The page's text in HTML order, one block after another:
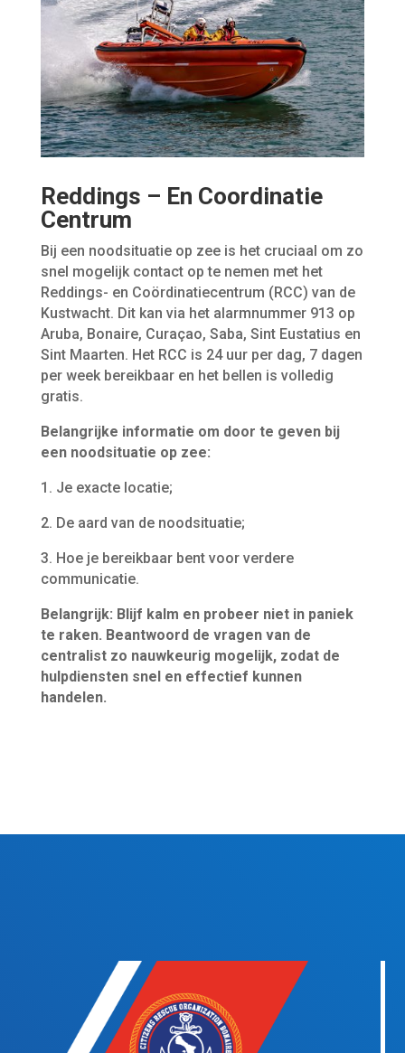
Reddings – En Coordinatie
Centrum
Bij een noodsituatie op zee is het cruciaal om zo
snel mogelijk contact op te nemen met het
Reddings- en Coördinatiecentrum (RCC) van de
Kustwacht. Dit kan via het alarmnummer 913 op
Aruba, Bonaire, Curaçao, Saba, Sint Eustatius en
Sint Maarten. Het RCC is 24 uur per dag, 7 dagen
per week bereikbaar en het bellen is volledig
gratis.
Belangrijke informatie om door te geven bij
een noodsituatie op zee:
1. Je exacte locatie;
2. De aard van de noodsituatie;
3. Hoe je bereikbaar bent voor verdere
communicatie.
Belangrijk: Blijf kalm en probeer niet in paniek
te raken. Beantwoord de vragen van de
centralist zo nauwkeurig mogelijk, zodat de
hulpdiensten snel en effectief kunnen
handelen.